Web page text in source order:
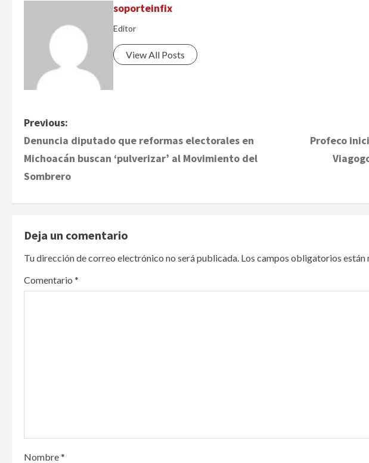
soporteinfix
Editor
View All Posts
P
o
s
t
n
a
v
n
Previous:
Denuncia diputado que reformas electorales en
Michoacán buscan ‘pulverizar’ al Movimiento del
Sombrero
Profeco
Deja un comentario
Tu dirección de correo electrónico no será publicada. Los campos obligatorios están
Comentario *
Nombre*